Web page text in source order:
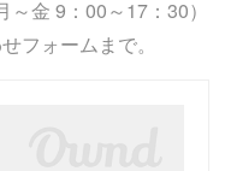
金 9：00～17：30）
フォームまで。